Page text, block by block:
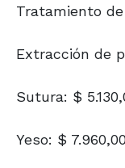
Tratamiento
Extracción de
Sutura: $
Yeso: $ 7.960,00